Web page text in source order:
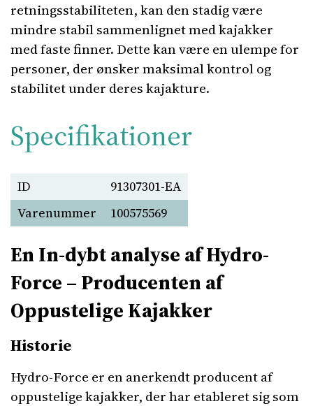
retningsstabiliteten, kan den stadig være
mindre stabil sammenlignet med kajakker
med faste finner. Dette kan være en ulempe for
personer, der ønsker maksimal kontrol og
stabilitet under deres kajakture.
Specifikationer
ID
91307301-EA
Varenummer
100575569
En In-dybt analyse af Hydro-
Force – Producenten af
Oppustelige Kajakker
Historie
Hydro-Force er en anerkendt producent af
oppustelige kajakker, der har etableret sig som